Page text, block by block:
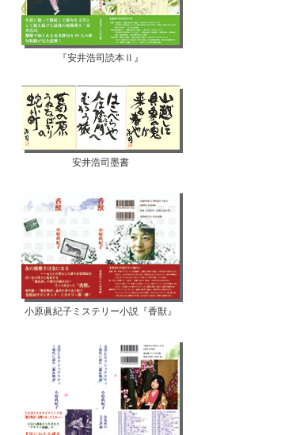
『安井浩司読本Ⅱ』
安井浩司墨書
小原眞紀子ミステリー小説『香獣』